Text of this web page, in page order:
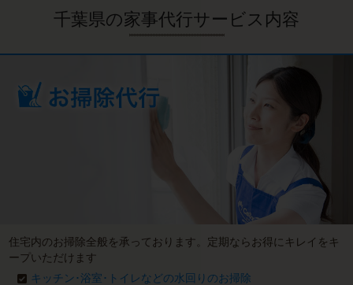
千葉県の家事代行サービス内容
住宅内のお掃除全般を承っております。定期ならお得にキレイをキ
ープいただけます
キッチン･浴室･トイレなどの水回りのお掃除